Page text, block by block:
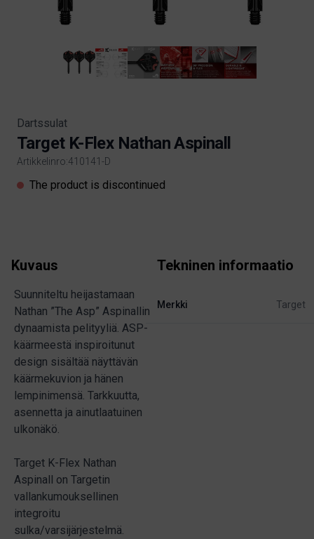
Dartssulat
Target K-Flex Nathan Aspinall
Artikkelinro:410141-D
Product information
The product is discontinued
Kuvaus
Suunniteltu heijastamaan
Nathan ”The Asp” Aspinallin
dynaamista pelityyliä. ASP-
käärmeestä inspiroitunut
design sisältää näyttävän
käärmekuvion ja hänen
lempinimensä. Tarkkuutta,
asennetta ja ainutlaatuinen
ulkonäkö.
Target K-Flex Nathan
Aspinall on Targetin
vallankumouksellinen
integroitu
sulka/varsijärjestelmä.
Tekninen informaatio
Merkki Target